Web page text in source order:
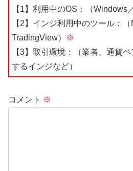
【1】利用中のOS：（Windows
【2】インジ利用中のツール：
TradingView）
※
【3】取引環境：（業者、通貨
するインジなど）
コメント ※